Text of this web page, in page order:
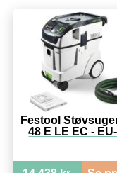
Festool
48 E LE EC -